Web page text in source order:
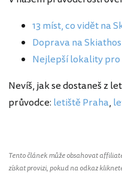
13 míst, co vidět na
Doprava na
Nejlepší lokality
Nevíš, jak se dostaneš z
průvodce: letiště Praha,
Tento článek může obsahovat
získat provizi, pokud na odkaz